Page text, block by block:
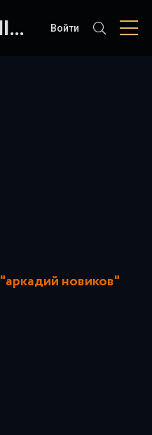
SLUSHAT-KNIGI.COM Войти
"аркадий новиков"